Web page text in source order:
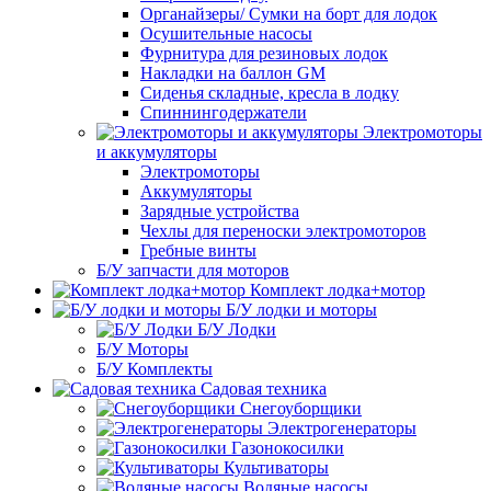
Органайзеры/ Сумки на борт для лодок
Осушительные насосы
Фурнитура для резиновых лодок
Накладки на баллон GM
Сиденья складные, кресла в лодку
Спиннингодержатели
Электромоторы
и аккумуляторы
Электромоторы
Аккумуляторы
Зарядные устройства
Чехлы для переноски электромоторов
Гребные винты
Б/У запчасти для моторов
Комплект лодка+мотор
Б/У лодки и моторы
Б/У Лодки
Б/У Моторы
Б/У Комплекты
Садовая техника
Снегоуборщики
Электрогенераторы
Газонокосилки
Культиваторы
Водяные насосы